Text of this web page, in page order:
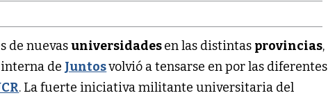
de nuevasuniversidadesen las distintas provincias,
interna de Juntosvolvió a tensarse en por las diferentes
. La fuerte iniciativa militante universitaria del